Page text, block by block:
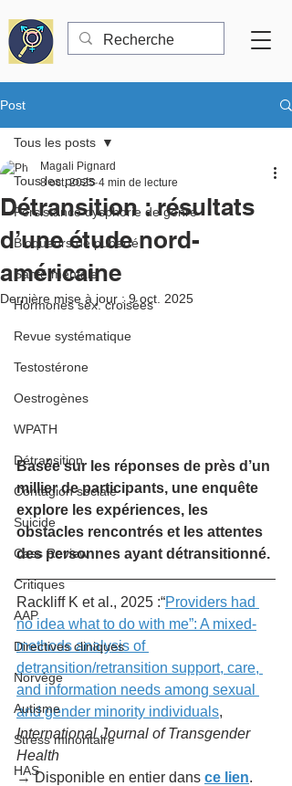
Post
Tous les posts
Persistance dysphorie de genre
Bloqueurs de puberté
Santé mentale
Hormones sex. croisées
Revue systématique
Testostérone
Oestrogènes
WPATH
Détransition
Contagion sociale
Suicide
Cass Review
Critiques
AAP
Directives cliniques
Norvège
Autisme
Stress minoritaire
HAS
Tous les posts
Détransition : résultats
d’une étude nord-
américaine
Magali Pignard
8 oct. 2025 4 min de lecture
Dernière mise à jour :9 oct. 2025
Basée sur les réponses de près d’un
millier de participants, une enquête
explore les expériences, les
obstacles rencontrés et les attentes
des personnes ayant détransitionné.
Rackliff K et al., 2025 :“Providers had
no idea what to do with me”: A mixed-
methods analysis of
detransition/retransition support, care,
and information needs among sexual
and gender minority individuals,
International Journal of Transgender
Health
→ Disponible en entier dans ce lien.